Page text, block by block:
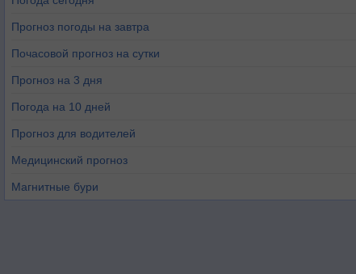
Прогноз погоды на завтра
Почасовой прогноз на сутки
Прогноз на 3 дня
Погода на 10 дней
Прогноз для водителей
Медицинский прогноз
Магнитные бури